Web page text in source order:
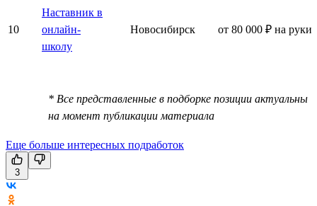
10
Наставник в
онлайн-
школу
Новосибирск от 80 000 ₽ на руки
* Все представленные в подборке позиции актуальны
на момент публикации материала
Еще больше интересных подработок
3